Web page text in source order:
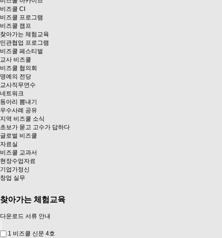
비즈쿨 CI
비즈쿨 프로그램
비즈쿨 캠프
찾아가는 체험교육
민관협업 프로그램
비즈쿨 페스티벌
교사 비즈쿨
비즈쿨 협의회
명예의 전당
교사직무연수
네트워크
동아리 뽐내기
우수사례 공유
지역 비즈쿨 소식
초보가 묻고 고수가 답하다
글로벌 비즈쿨
자료실
비즈쿨 교과서
현장수업자료
기업가정신
창업 실무
찾아가는 체험교육
다운로드 서류 안내
1 비즈쿨 신문 4호